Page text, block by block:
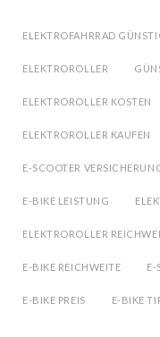
ELEKTROFAHRRAD
ELEKTROROLLER
ELEKTROROLLER KOSTEN
ELEKTROROLLER KAUFEN
E-SCOOTER
E-BIKE LEISTUNG
ELEKTROROLLER
E-BIKE REICHWEITE E-
E-BIKE PREIS E-BIKE